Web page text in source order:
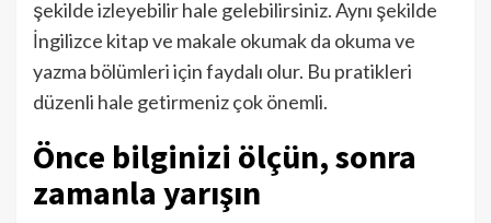
şekilde izleyebilir hale gelebilirsiniz. Aynı şekilde
İngilizce kitap ve makale okumak da okuma ve
yazma bölümleri için faydalı olur. Bu pratikleri
düzenli hale getirmeniz çok önemli.
Önce bilginizi ölçün, sonra
zamanla yarışın